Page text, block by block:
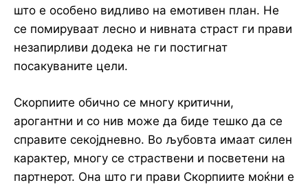
што е особено видливо на емотивен план. Не
се помируваат лесно и нивната страст ги прави
незапирливи додека не ги постигнат
посакуваните цели.
Скорпиите обично се многу критични,
арогантни и со нив може да биде тешко да се
справите секојдневно. Во љубовта имаат силен
карактер, многу се страствени и посветени на
партнерот. Она што ги прави Скорпиите моќни е